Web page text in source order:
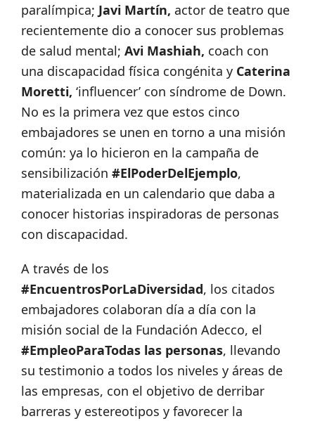
paralímpica; Javi Martín, actor de teatro que
recientemente dio a conocer sus problemas
de salud mental; Avi Mashiah, coach con
una discapacidad física congénita y Caterina
Moretti, ‘influencer’ con síndrome de Down.
No es la primera vez que estos cinco
embajadores se unen en torno a una misión
común: ya lo hicieron en la campaña de
sensibilización #ElPoderDelEjemplo,
materializada en un calendario que daba a
conocer historias inspiradoras de personas
con discapacidad.
A través de los
#EncuentrosPorLaDiversidad, los citados
embajadores colaboran día a día con la
misión social de la Fundación Adecco, el
#EmpleoParaTodas las personas, llevando
su testimonio a todos los niveles y áreas de
las empresas, con el objetivo de derribar
barreras y estereotipos y favorecer la